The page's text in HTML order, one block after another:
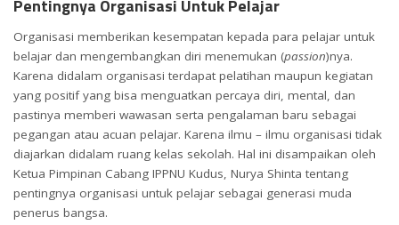
Pentingnya Organisasi Untuk Pelajar
Organisasi memberikan kesempatan kepada para pelajar untuk
belajar dan mengembangkan diri menemukan (passion)nya.
Karena didalam organisasi terdapat pelatihan maupun kegiatan
yang positif yang bisa menguatkan percaya diri, mental, dan
pastinya memberi wawasan serta pengalaman baru sebagai
pegangan atau acuan pelajar. Karena ilmu – ilmu organisasi tidak
diajarkan didalam ruang kelas sekolah. Hal ini disampaikan oleh
Ketua Pimpinan Cabang IPPNU Kudus, Nurya Shinta tentang
pentingnya organisasi untuk pelajar sebagai generasi muda
penerus bangsa.